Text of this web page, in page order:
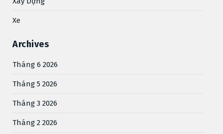
Xe
Archives
Tháng 6 2026
Tháng 5 2026
Tháng 3 2026
Tháng 2 2026